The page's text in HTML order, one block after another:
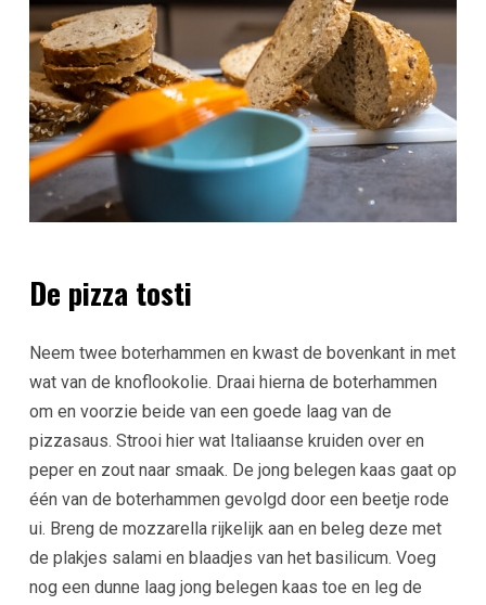
De pizza tosti
Neem twee boterhammen en kwast de bovenkant in met
wat van de knoflookolie. Draai hierna de boterhammen
om en voorzie beide van een goede laag van de
pizzasaus. Strooi hier wat Italiaanse kruiden over en
peper en zout naar smaak. De jong belegen kaas gaat op
één van de boterhammen gevolgd door een beetje rode
ui. Breng de mozzarella rijkelijk aan en beleg deze met
de plakjes salami en blaadjes van het basilicum. Voeg
nog een dunne laag jong belegen kaas toe en leg de